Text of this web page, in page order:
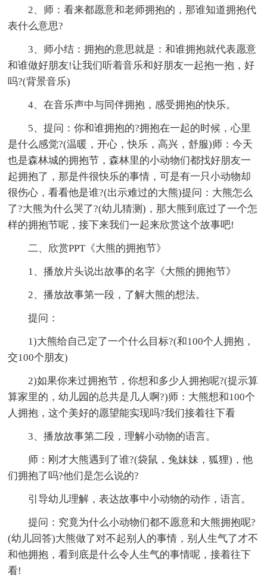
2、师：看来都愿意和老师拥抱的，那谁知道拥抱代
表什么意思?
3、师小结：拥抱的意思就是：和谁拥抱就代表愿意
和谁做好朋友!让我们听着音乐和好朋友一起抱一抱，好
吗?(背景音乐)
4、在音乐声中与同伴拥抱，感受拥抱的快乐。
5、提问：你和谁拥抱的?拥抱在一起的时候，心里
是什么感觉?(温暖，开心，快乐，高兴，舒服)师：今天
也是森林城的拥抱节，森林里的小动物们都找好朋友一
起拥抱了，那是件很快乐的事情，可是有一只小动物却
很伤心，看看他是谁?(出示难过的大熊)提问：大熊怎么
了?大熊为什么哭了?(幼儿猜测)，那大熊到底过了一个怎
样的拥抱节呢，接下来我们一起来欣赏这个故事吧!
二、欣赏PPT《大熊的拥抱节》
1、播放片头说出故事的名字《大熊的拥抱节》
2、播放故事第一段，了解大熊的想法。
提问：
1)大熊给自己定了一个什么目标?(和100个人拥抱，
交100个朋友)
2)如果你来过拥抱节，你想和多少人拥抱呢?(提示算
算家里的，幼儿园的总共是几人啊?)师：大熊想和100个
人拥抱，这个美好的愿望能实现吗?我们接着往下看
3、播放故事第二段，理解小动物的语言。
师：刚才大熊遇到了谁?(袋鼠，兔妹妹，狐狸)，他
们拥抱了吗?他们是怎么说的?
引导幼儿理解，表达故事中小动物的动作，语言。
提问：究竟为什么小动物们都不愿意和大熊拥抱呢?
(幼儿回答)大熊做了对不起别人的事情，别人生气了才不
和他拥抱，看到底是什么令人生气的事情呢，接着往下
看!